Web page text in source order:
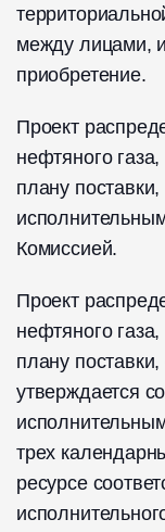
между лицами,
приобретение.
Проект
нефтяного
плану
Комиссией.
Проект
нефтяного
плану
утверждается
трех
ресурсе